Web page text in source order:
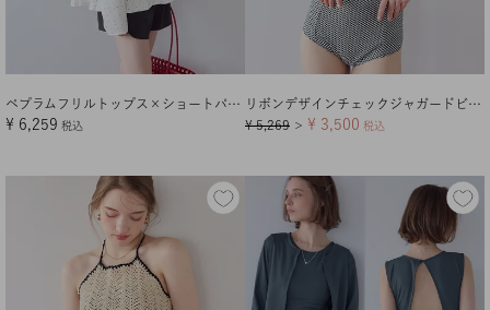
ペプラムフリルトップス×ショートパンツセット/ラッシュガード
¥ 6,259 税込
リボンデザインチェックジャガードビキニ/水着【メール便可／100】
¥ 5,269 ＞ ¥ 3,500 税込